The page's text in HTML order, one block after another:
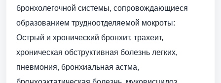
бронхолегочной системы, сопровождающиеся
образованием трудноотделяемой мокроты:
Острый и хронический бронхит, трахеит,
хроническая обструктивная болезнь легких,
пневмония, бронхиальная астма,